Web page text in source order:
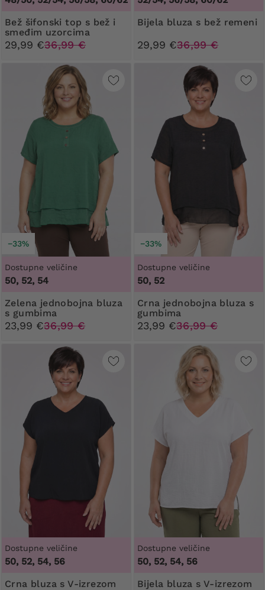
Bež šifonski top s bež i
smeđim uzorcima
29,99 €36,99 €
Bijela bluza s bež remeni
29,99 €36,99 €
−33%
Dostupne veličine
50, 52, 54
Zelena jednobojna bluza
s gumbima
23,99 €36,99 €
−33%
Dostupne veličine
50, 52
Crna jednobojna bluza s
gumbima
23,99 €36,99 €
Dostupne veličine
50, 52, 54, 56
Crna bluza s V-izrezom
Dostupne veličine
50, 52, 54, 56
Bijela bluza s V-izrezom